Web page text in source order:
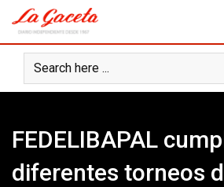
content
FEDELIBAPAL
diferentes torneos